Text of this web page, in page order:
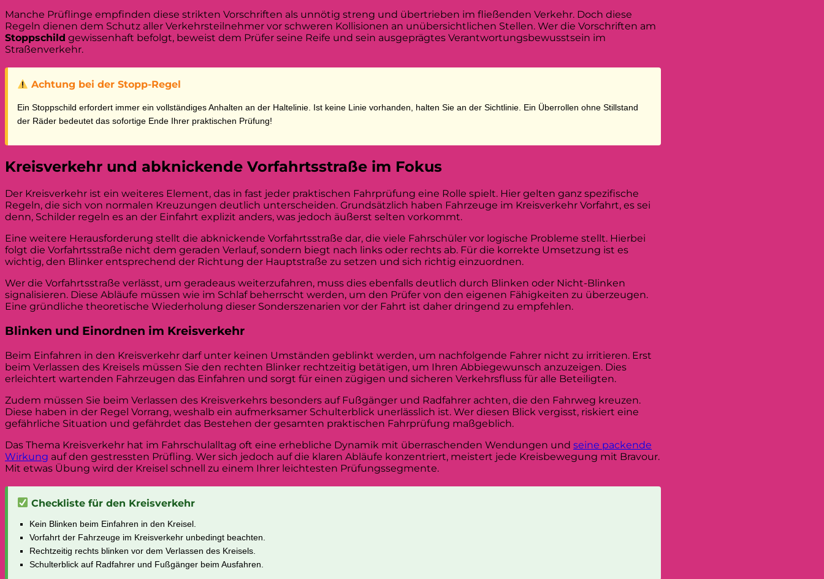
Manche Prüflinge empfinden diese strikten Vorschriften als unnötig streng und übertrieben im fließenden Verkehr. Doch diese
Regeln dienen dem Schutz aller Verkehrsteilnehmer vor schweren Kollisionen an unübersichtlichen Stellen. Wer die Vorschriften am
Stoppschild gewissenhaft befolgt, beweist dem Prüfer seine Reife und sein ausgeprägtes Verantwortungsbewusstsein im
Straßenverkehr.
Achtung bei der Stopp-Regel
Ein Stoppschild erfordert immer ein vollständiges Anhalten an der Haltelinie. Ist keine Linie vorhanden, halten Sie an der Sichtlinie. Ein Überrollen ohne Stillstand
der Räder bedeutet das sofortige Ende Ihrer praktischen Prüfung!
Kreisverkehr und abknickende Vorfahrtsstraße im Fokus
Der Kreisverkehr ist ein weiteres Element, das in fast jeder praktischen Fahrprüfung eine Rolle spielt. Hier gelten ganz spezifische
Regeln, die sich von normalen Kreuzungen deutlich unterscheiden. Grundsätzlich haben Fahrzeuge im Kreisverkehr Vorfahrt, es sei
denn, Schilder regeln es an der Einfahrt explizit anders, was jedoch äußerst selten vorkommt.
Eine weitere Herausforderung stellt die abknickende Vorfahrtsstraße dar, die viele Fahrschüler vor logische Probleme stellt. Hierbei
folgt die Vorfahrtsstraße nicht dem geraden Verlauf, sondern biegt nach links oder rechts ab. Für die korrekte Umsetzung ist es
wichtig, den Blinker entsprechend der Richtung der Hauptstraße zu setzen und sich richtig einzuordnen.
Wer die Vorfahrtsstraße verlässt, um geradeaus weiterzufahren, muss dies ebenfalls deutlich durch Blinken oder Nicht-Blinken
signalisieren. Diese Abläufe müssen wie im Schlaf beherrscht werden, um den Prüfer von den eigenen Fähigkeiten zu überzeugen.
Eine gründliche theoretische Wiederholung dieser Sonderszenarien vor der Fahrt ist daher dringend zu empfehlen.
Blinken und Einordnen im Kreisverkehr
Beim Einfahren in den Kreisverkehr darf unter keinen Umständen geblinkt werden, um nachfolgende Fahrer nicht zu irritieren. Erst
beim Verlassen des Kreisels müssen Sie den rechten Blinker rechtzeitig betätigen, um Ihren Abbiegewunsch anzuzeigen. Dies
erleichtert wartenden Fahrzeugen das Einfahren und sorgt für einen zügigen und sicheren Verkehrsfluss für alle Beteiligten.
Zudem müssen Sie beim Verlassen des Kreisverkehrs besonders auf Fußgänger und Radfahrer achten, die den Fahrweg kreuzen.
Diese haben in der Regel Vorrang, weshalb ein aufmerksamer Schulterblick unerlässlich ist. Wer diesen Blick vergisst, riskiert eine
gefährliche Situation und gefährdet das Bestehen der gesamten praktischen Fahrprüfung maßgeblich.
Das Thema Kreisverkehr hat im Fahrschulalltag oft eine erhebliche Dynamik mit überraschenden Wendungen und seine packende
Wirkung auf den gestressten Prüfling. Wer sich jedoch auf die klaren Abläufe konzentriert, meistert jede Kreisbewegung mit Bravour.
Mit etwas Übung wird der Kreisel schnell zu einem Ihrer leichtesten Prüfungssegmente.
Checkliste für den Kreisverkehr
Kein Blinken beim Einfahren in den Kreisel.
Vorfahrt der Fahrzeuge im Kreisverkehr unbedingt beachten.
Rechtzeitig rechts blinken vor dem Verlassen des Kreisels.
Schulterblick auf Radfahrer und Fußgänger beim Ausfahren.